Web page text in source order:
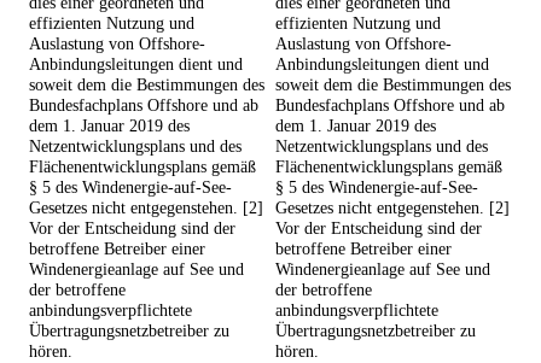
effizienten Nutzung und
Auslastung von Offshore-
Anbindungsleitungen dient und
soweit dem die Bestimmungen des
Bundesfachplans Offshore und ab
dem 1. Januar 2019 des
Netzentwicklungsplans und des
Flächenentwicklungsplans gemäß
§ 5 des Windenergie-auf-See-
Gesetzes nicht entgegenstehen. [2]
Vor der Entscheidung sind der
betroffene Betreiber einer
Windenergieanlage auf See und
der betroffene
anbindungsverpflichtete
Übertragungsnetzbetreiber zu
hören.
effizienten Nutzung und
Auslastung von Offshore-
Anbindungsleitungen dient und
soweit dem die Bestimmungen des
Bundesfachplans Offshore und ab
dem 1. Januar 2019 des
Netzentwicklungsplans und des
Flächenentwicklungsplans gemäß
§ 5 des Windenergie-auf-See-
Gesetzes nicht entgegenstehen. [2]
Vor der Entscheidung sind der
betroffene Betreiber einer
Windenergieanlage auf See und
der betroffene
anbindungsverpflichtete
Übertragungsnetzbetreiber zu
hören.